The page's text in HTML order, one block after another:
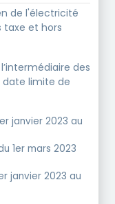
de l'électricité
taxe et hors
des
date limite de
janvier 2023 au
1er mars 2023
janvier 2023 au